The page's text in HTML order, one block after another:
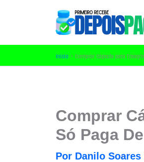
Início Comprar Cápsula para
Comprar
Só Paga
Por Danilo Soares